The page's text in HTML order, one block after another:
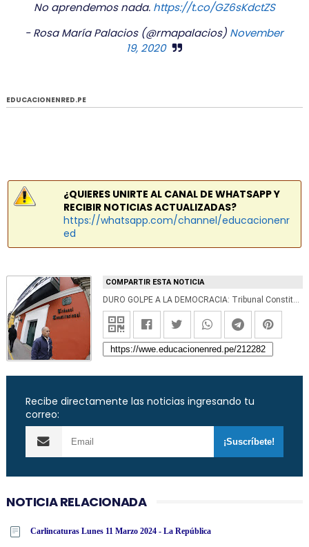
No aprendemos nada. https://t.co/GZ6sKdctZS
- Rosa María Palacios (@rmapalacios) November
19, 2020
EDUCACIONENRED.PE
¿QUIERES UNIRTE AL CANAL DE WHATSAPP Y
RECIBIR NOTICIAS ACTUALIZADAS?
https://whatsapp.com/channel/educacionenr
ed
COMPARTIR ESTA NOTICIA
DURO GOLPE A LA DEMOCRACIA: Tribunal Constitucional declara improcedente demanda competencial sobre vacancia presidencial
Recibe directamente las noticias ingresando tu
correo:
NOTICIA RELACIONADA
Carlincaturas Lunes 11 Marzo 2024 - La República